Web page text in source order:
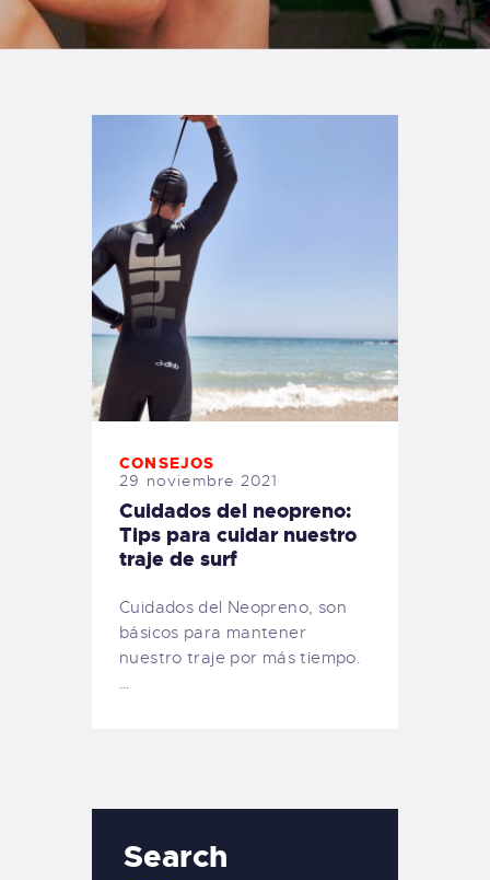
TIENDA FAMILY SURFERS
WEBCAM SALINAS
CONSEJOS
29 noviembre 2021
Cuidados del neopreno:
Tips para cuidar nuestro
traje de surf
Cuidados del Neopreno, son
básicos para mantener
nuestro traje por más tiempo.
…
Search